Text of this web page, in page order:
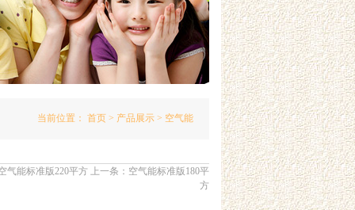
当前位置： 首页> 产品展示> 空气能
气能标准版220平方 上一条： 空气能标准版180平
方